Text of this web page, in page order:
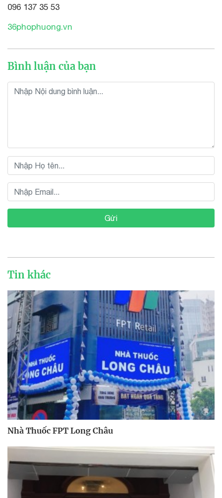
096 137 35 53
36phophuong.vn
Bình luận của bạn
Gửi
Tin khác
Nhà Thuốc FPT Long Châu